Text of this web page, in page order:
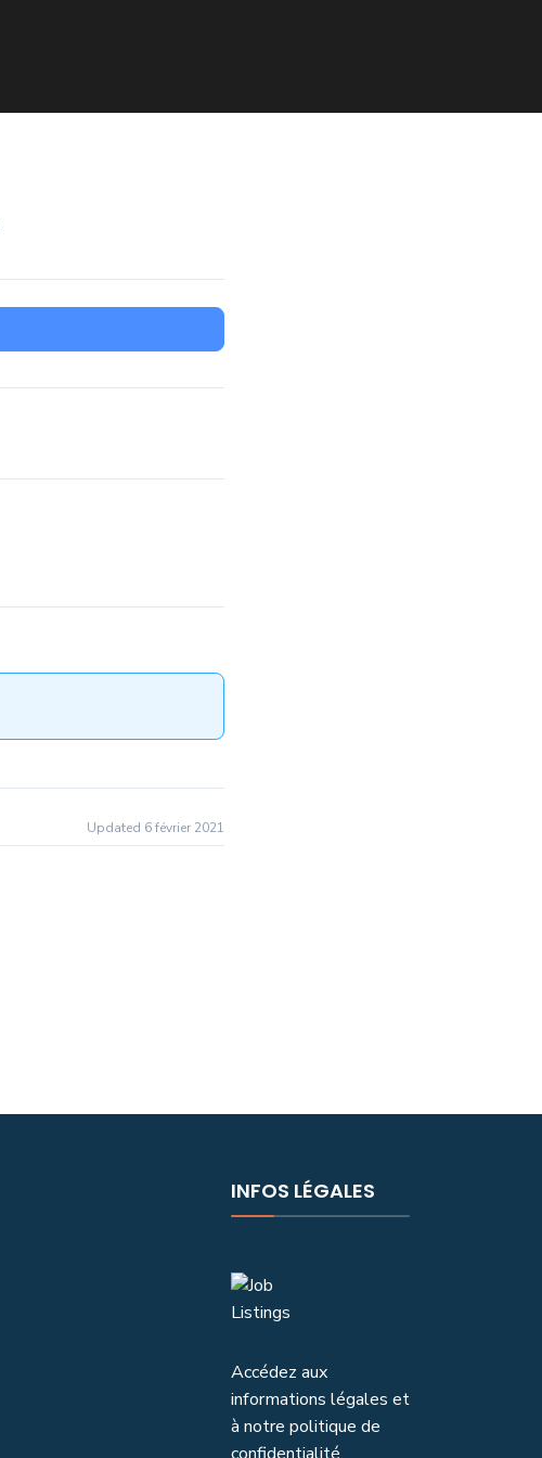
Updated 6 février 2021
INFOS LÉGALES
Accédez aux
informations légales et
à notre politique de